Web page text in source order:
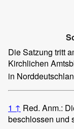
Die Satzung tritt
Kirchlichen
in
1 ↑ Red. Anm.:
beschlossen und